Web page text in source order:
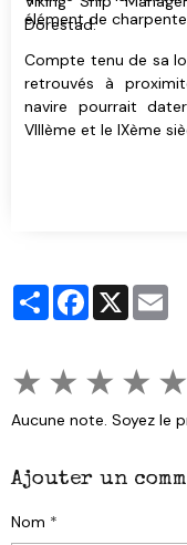
Dorestad.
élément de charpente
Compte tenu de sa
retrouvés à
navire pourrait
VIIIème et le IXème
PartagerFacebook
X
★ ★ ★ ★ ★
Aucune note. Soyez le
Ajouter un
Nom